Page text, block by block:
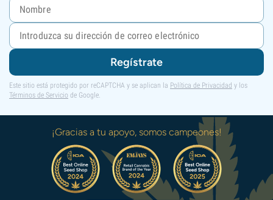
Regístrate
Este sitio está protegido por reCAPTCHA y se aplican la Política de Privacidad y los
Términos de Servicio de Google.
¡Gracias a tu apoyo, somos campeones!